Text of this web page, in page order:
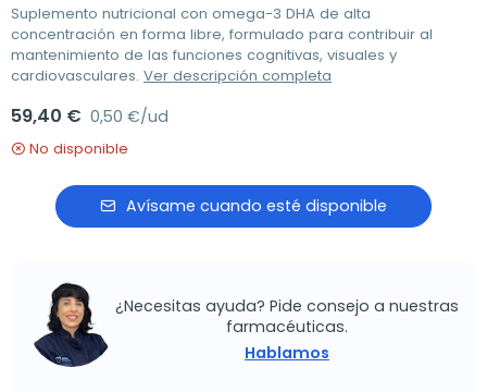
Suplemento nutricional con omega-3 DHA de alta
concentración en forma libre, formulado para contribuir al
mantenimiento de las funciones cognitivas, visuales y
cardiovasculares. Ver descripción completa
59,40 € 0,50 €/ud
No disponible
Avísame cuando esté disponible
¿Necesitas ayuda? Pide consejo a nuestras
farmacéuticas.
Hablamos